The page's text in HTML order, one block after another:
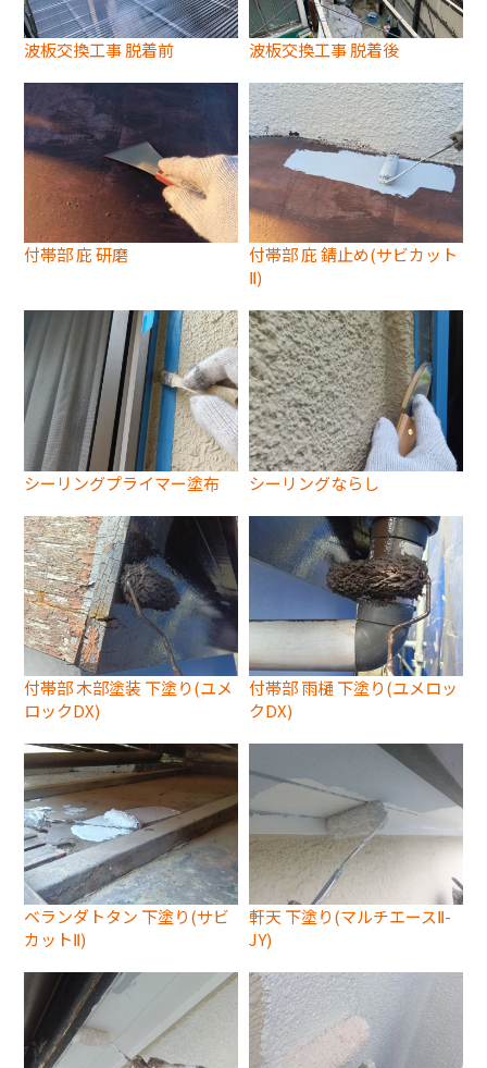
波板交換工事 脱着前 波板交換工事 脱着後
付帯部 庇 研磨
付帯部 庇 錆止め(サビカット
Ⅱ)
シーリングプライマー塗布 シーリングならし
付帯部 木部塗装 下塗り(ユメ
ロックDX)
付帯部 雨樋 下塗り(ユメロッ
クDX)
ベランダトタン 下塗り(サビ
カットⅡ)
軒天 下塗り(マルチエースⅡ-
JY)